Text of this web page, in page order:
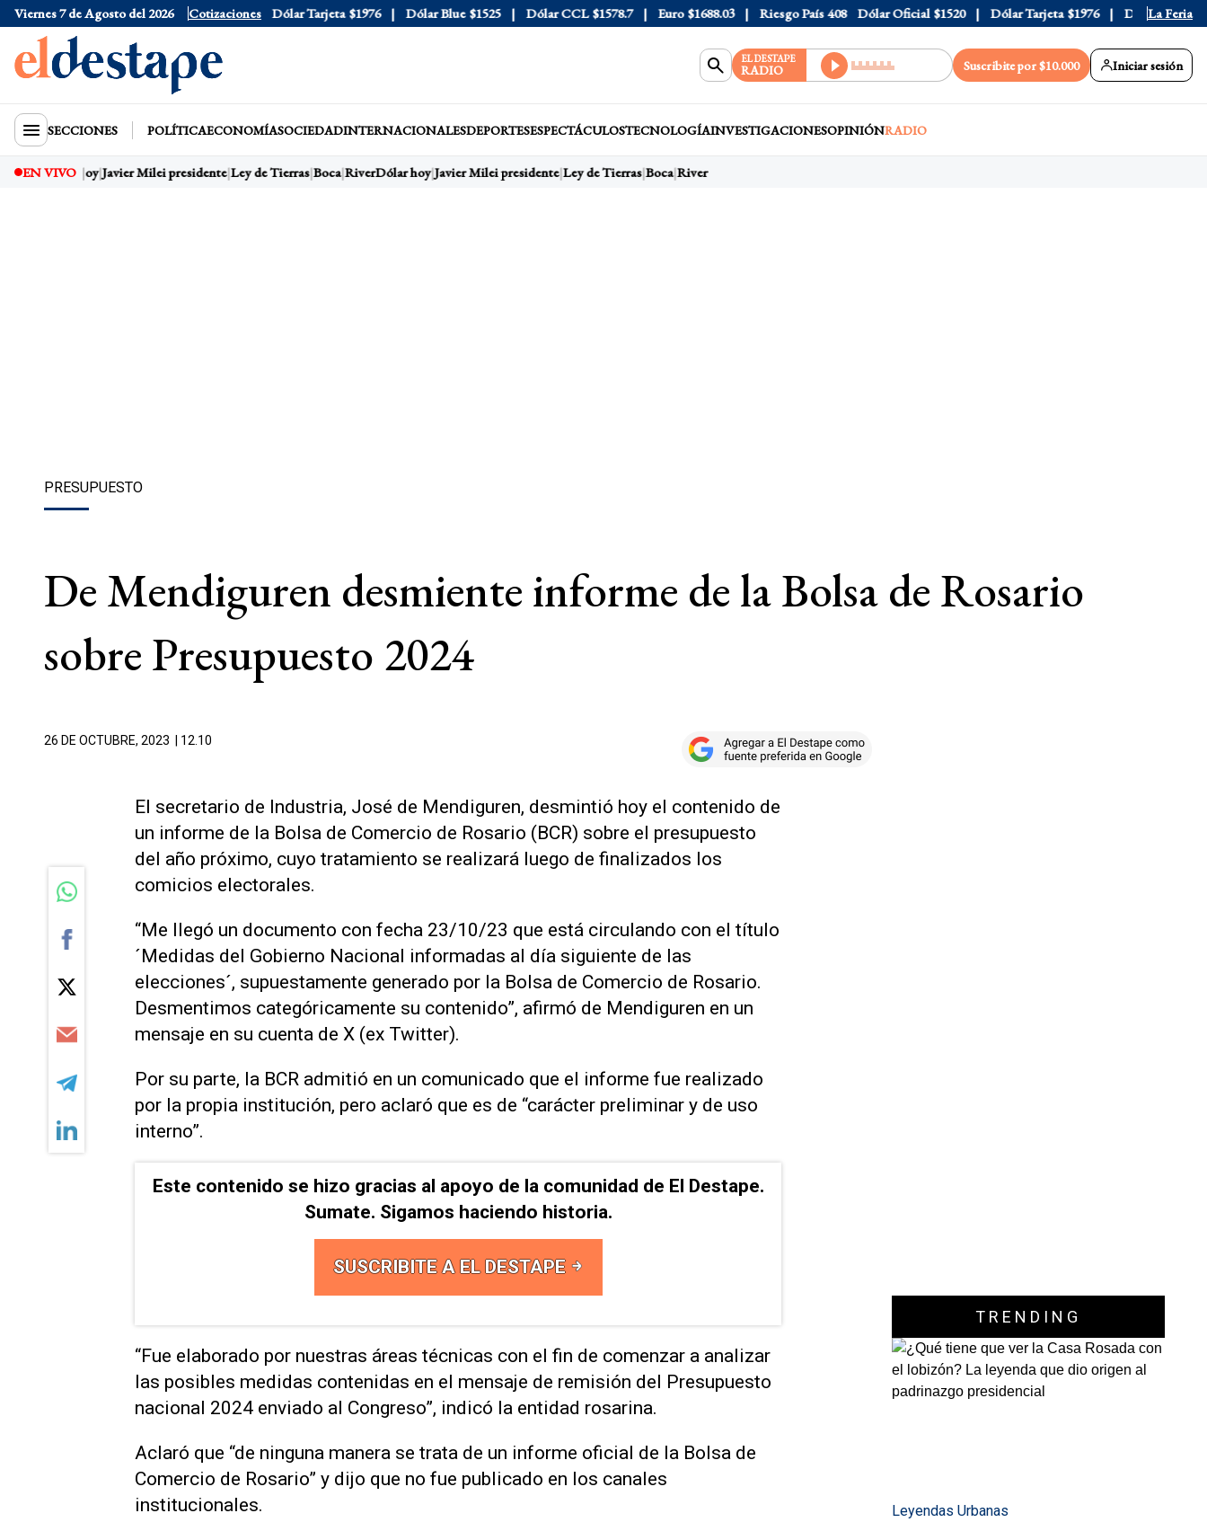
Viernes 7 de Agosto del 2026 Cotizaciones
Dólar Oficial $1520 Dólar Tarjeta $1976 Dólar Blue $1525 Dólar CCL $1578.7 Euro $1688.03 Riesgo País 408 Dólar Oficial $1520 Dólar Tarjeta $1976 Dólar Blue $1525
La Feria
EL DESTAPE
RADIO Suscribite por $10.000 Iniciar sesión
SECCIONES POLÍTICAECONOMÍASOCIEDADINTERNACIONALESDEPORTESESPECTÁCULOSTECNOLOGÍAINVESTIGACIONESOPINIÓNRADIO
EN VIVO
Dólar hoy Javier Milei presidente Ley de Tierras Boca RiverDólar hoy Javier Milei presidente Ley de Tierras Boca River
PRESUPUESTO
De Mendiguren desmiente informe de la Bolsa de Rosario
sobre Presupuesto 2024
26 DE OCTUBRE, 2023 | 12.10
El secretario de Industria, José de Mendiguren, desmintió hoy el contenido de
un informe de la Bolsa de Comercio de Rosario (BCR) sobre el presupuesto
del año próximo, cuyo tratamiento se realizará luego de finalizados los
comicios electorales.
“Me llegó un documento con fecha 23/10/23 que está circulando con el título
´Medidas del Gobierno Nacional informadas al día siguiente de las
elecciones´, supuestamente generado por la Bolsa de Comercio de Rosario.
Desmentimos categóricamente su contenido”, afirmó de Mendiguren en un
mensaje en su cuenta de X (ex Twitter).
Por su parte, la BCR admitió en un comunicado que el informe fue realizado
por la propia institución, pero aclaró que es de “carácter preliminar y de uso
interno”.
Este contenido se hizo gracias al apoyo de la comunidad de El Destape.
Sumate. Sigamos haciendo historia.
SUSCRIBITE A EL DESTAPE
“Fue elaborado por nuestras áreas técnicas con el fin de comenzar a analizar
las posibles medidas contenidas en el mensaje de remisión del Presupuesto
nacional 2024 enviado al Congreso”, indicó la entidad rosarina.
Aclaró que “de ninguna manera se trata de un informe oficial de la Bolsa de
Comercio de Rosario” y dijo que no fue publicado en los canales
institucionales.
TRENDING
Leyendas Urbanas